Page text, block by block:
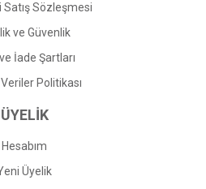
Satış Sözleşmesi
ve Güvenlik
İade Şartları
Politikası
ÜYELİK
Hesabım
Üyelik